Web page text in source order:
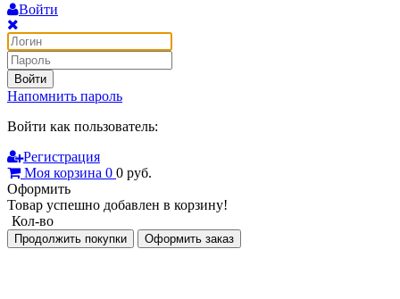
Войти
Войти
Напомнить пароль
Войти как пользователь:
Регистрация
Моя корзина 0 0 руб.
Оформить
Товар успешно добавлен в корзину!
Кол-во
Продолжить покупки Оформить заказ